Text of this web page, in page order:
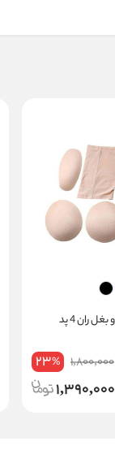
شورت پروتز دار باسن و بغل ران 4 پد
1,800,000
23%
1,390,000